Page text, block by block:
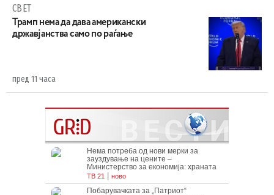
СВЕТ
Трамп нема да дава американски
државјанства само по раѓање
пред 11 часа